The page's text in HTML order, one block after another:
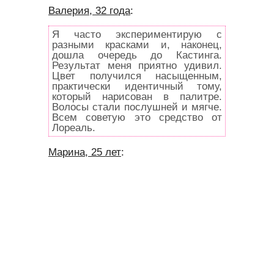
Валерия, 32 года:
Я часто экспериментирую с
разными красками и, наконец,
дошла очередь до Кастинга.
Результат меня приятно удивил.
Цвет получился насыщенным,
практически идентичный тому,
который нарисован в палитре.
Волосы стали послушней и мягче.
Всем советую это средство от
Лореаль.
Марина, 25 лет: